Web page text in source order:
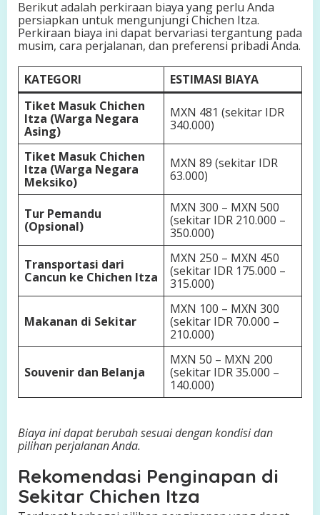
Berikut adalah perkiraan biaya yang perlu Anda
persiapkan untuk mengunjungi Chichen Itza.
Perkiraan biaya ini dapat bervariasi tergantung pada
musim, cara perjalanan, dan preferensi pribadi Anda.
KATEGORI
ESTIMASI BIAYA
Tiket Masuk Chichen
Itza (Warga Negara
Asing)
MXN 481 (sekitar IDR
340.000)
Tiket Masuk Chichen
Itza (Warga Negara
Meksiko)
MXN 89 (sekitar IDR
63.000)
Tur Pemandu
(Opsional)
MXN 300 – MXN 500
(sekitar IDR 210.000 –
350.000)
Transportasi dari
Cancun ke Chichen Itza
MXN 250 – MXN 450
(sekitar IDR 175.000 –
315.000)
Makanan di Sekitar
MXN 100 – MXN 300
(sekitar IDR 70.000 –
210.000)
Souvenir dan Belanja
MXN 50 – MXN 200
(sekitar IDR 35.000 –
140.000)
Biaya ini dapat berubah sesuai dengan kondisi dan
pilihan perjalanan Anda.
Rekomendasi Penginapan di
Sekitar Chichen Itza